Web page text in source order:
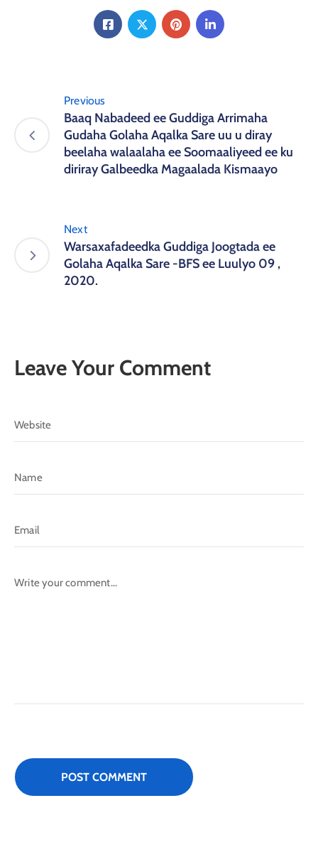
Previous
Baaq Nabadeed ee Guddiga Arrimaha
Gudaha Golaha Aqalka Sare uu u diray
beelaha walaalaha ee Soomaaliyeed ee ku
diriray Galbeedka Magaalada Kismaayo
Next
Warsaxafadeedka Guddiga Joogtada ee
Golaha Aqalka Sare -BFS ee Luulyo 09 ,
2020.
Leave Your Comment